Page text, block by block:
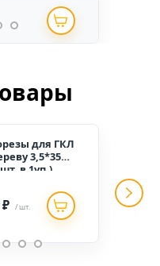
для ГКЛ
3,5*35
в 1уп.)
/ шт.